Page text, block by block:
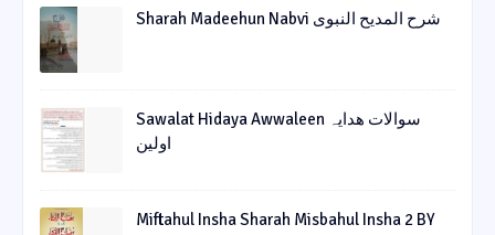
Sharah Madeehun Nabvi شرح المدیح النبوی
Sawalat Hidaya Awwaleen سوالات ھدایہ
اولین
Miftahul Insha Sharah Misbahul Insha 2 BY